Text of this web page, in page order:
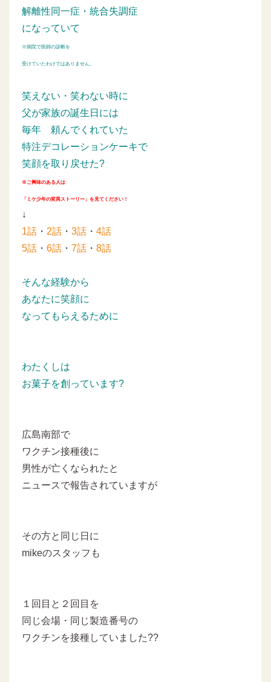
解離性同一症・統合失調症
になっていて
※病院で医師の診断を
受けていたわけではありません。
笑えない・笑わない時に
父が家族の誕生日には
毎年 頼んでくれていた
特注デコレーションケーキで
笑顔を取り戻せた?
※ご興味のある人は
「ミケ少年の変異ストーリー」を見てください！
↓
1話 ・ 2話 ・ 3話 ・ 4話
5話 ・ 6話 ・ 7話 ・ 8話
そんな経験から
あなたに笑顔に
なってもらえるために
わたくしは
お菓子を創っています?
広島南部で
ワクチン接種後に
男性が亡くなられたと
ニュースで報告されていますが
その方と同じ日に
mikeのスタッフも
１回目と２回目を
同じ会場・同じ製造番号の
ワクチンを接種していました??